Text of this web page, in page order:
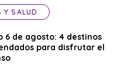
Y SALUD
6 de agosto: 4 destinos
para disfrutar el